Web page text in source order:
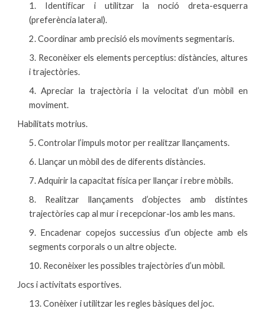
1. Identificar i utilitzar la noció dreta-esquerra
(preferència lateral).
2. Coordinar amb precisió els moviments segmentaris.
3. Reconèixer els elements perceptius: distàncies, altures
i trajectòries.
4. Apreciar la trajectòria i la velocitat d’un mòbil en
moviment.
Habilitats motrius.
5. Controlar l’impuls motor per realitzar llançaments.
6. Llançar un mòbil des de diferents distàncies.
7. Adquirir la capacitat física per llançar i rebre mòbils.
8. Realitzar llançaments d’objectes amb distintes
trajectòries cap al mur i recepcionar-los amb les mans.
9. Encadenar copejos successius d’un objecte amb els
segments corporals o un altre objecte.
10. Reconèixer les possibles trajectòries d’un mòbil.
Jocs i activitats esportives.
13. Conèixer i utilitzar les regles bàsiques del joc.